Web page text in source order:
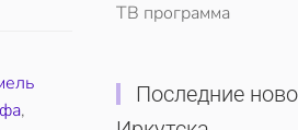
,
ТВ программа
Последние